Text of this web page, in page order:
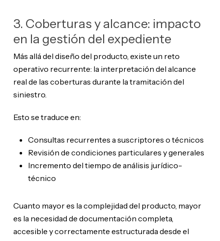
3. Coberturas y alcance: impacto
en la gestión del expediente
Más allá del diseño del producto, existe un reto
operativo recurrente: la interpretación del alcance
real de las coberturas durante la tramitación del
siniestro.
Esto se traduce en:
Consultas recurrentes a suscriptores o técnicos
Revisión de condiciones particulares y generales
Incremento del tiempo de análisis jurídico-
técnico
Cuanto mayor es la complejidad del producto, mayor
es la necesidad de documentación completa,
accesible y correctamente estructurada desde el